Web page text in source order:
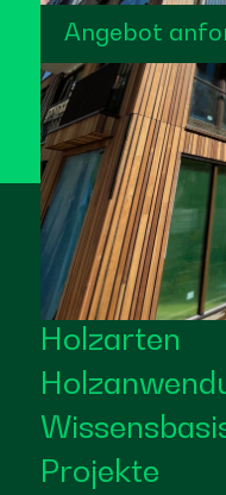
Angebot
Holzarten
Projekte